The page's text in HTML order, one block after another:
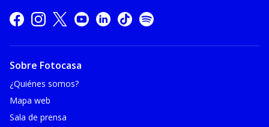
Sobre Fotocasa
¿Quiénes somos?
Mapa web
Sala de prensa